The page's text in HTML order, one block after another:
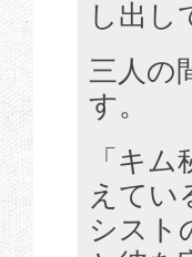
し出し
三人の
す。
「キ
えてい
シスト